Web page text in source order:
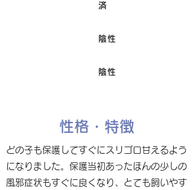
済
陰性
陰性
性格・特徴
どの子も保護してすぐにスリゴロ甘えるよう
になりました。保護当初あったほんの少しの
風邪症状もすぐに良くなり、とても飼いやす